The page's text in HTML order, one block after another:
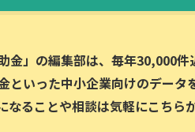
金」の編集部は、毎年30,000件
といった中小企業向けのデータ
なることや相談は気軽にこちら